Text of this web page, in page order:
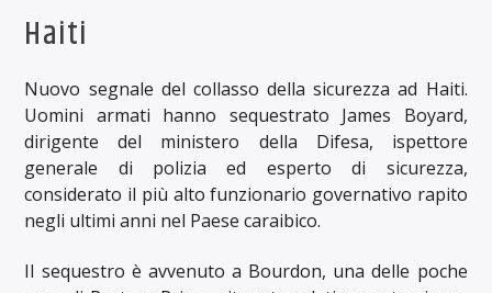
Haiti
Nuovo segnale del collasso della sicurezza ad Haiti.
Uomini armati hanno sequestrato James Boyard,
dirigente del ministero della Difesa, ispettore
generale di polizia ed esperto di sicurezza,
considerato il più alto funzionario governativo rapito
negli ultimi anni nel Paese caraibico.
Il sequestro è avvenuto a Bourdon, una delle poche